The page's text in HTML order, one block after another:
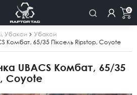
0
Убакси
Убакси
Комбат, 65/35 Піксель Ripstop, Coyote
UBACS Комбат, 65/35
Coyote